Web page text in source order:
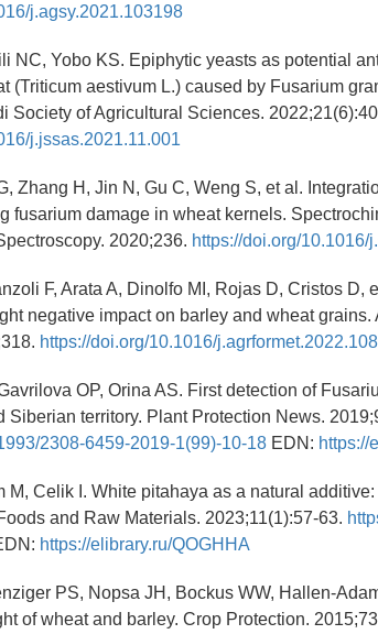
j.agsy.2021.103198
NC, Yobo KS. Epiphytic yeasts as potential
(Triticum aestivum L.) caused by Fusarium
Society of Agricultural Sciences.
j.jssas.2021.11.001
Zhang H, Jin N, Gu C, Weng S, et al.
fusarium damage in wheat kernels.
2020;236. https://doi.org/10.1016/
F, Arata A, Dinolfo MI, Rojas D, Cristos D,
negative impact on barley and wheat
https://doi.org/10.1016/
OP, Orina AS. First detection of
Siberian territory. Plant Protection News.
2308-6459-2019-1(99)-10-18 EDN: https://
M, Celik I. White pitahaya as a natural
and Raw Materials. 2023;11(1):57-63.
https://elibrary.ru/QOGHHA
PS, Nopsa JH, Bockus WW, Hallen-
of wheat and barley. Crop Protection.